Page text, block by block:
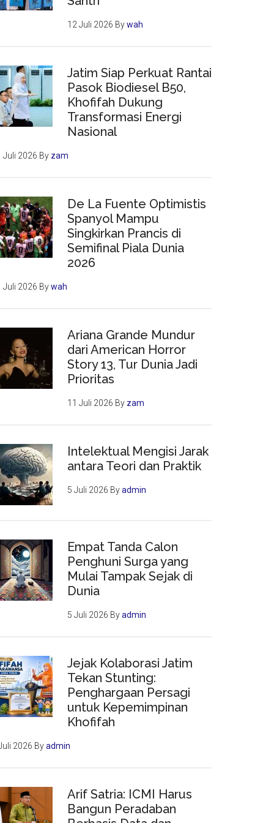
12 Juli 2026 Bywah
Jatim Siap Perkuat Rantai
Pasok Biodiesel B50,
Khofifah Dukung
Transformasi Energi
Nasional
Juli 2026 By zam
De La Fuente Optimistis
Spanyol Mampu
Singkirkan Prancis di
Semifinal Piala Dunia
2026
Juli 2026 Bywah
Ariana Grande Mundur
dari American Horror
Story 13, Tur Dunia Jadi
Prioritas
11 Juli 2026 By zam
Intelektual Mengisi Jarak
antara Teori dan Praktik
5 Juli 2026 Byadmin
Empat Tanda Calon
Penghuni Surga yang
Mulai Tampak Sejak di
Dunia
5 Juli 2026 Byadmin
Jejak Kolaborasi Jatim
Tekan Stunting:
Penghargaan Persagi
untuk Kepemimpinan
Khofifah
2026 Byadmin
Arif Satria: ICMI Harus
Bangun Peradaban